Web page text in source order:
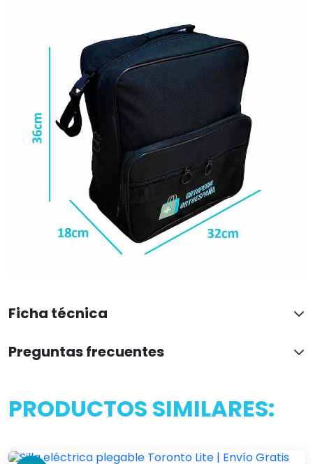
Ficha técnica
Preguntas frecuentes
PRODUCTOS SIMILARES: